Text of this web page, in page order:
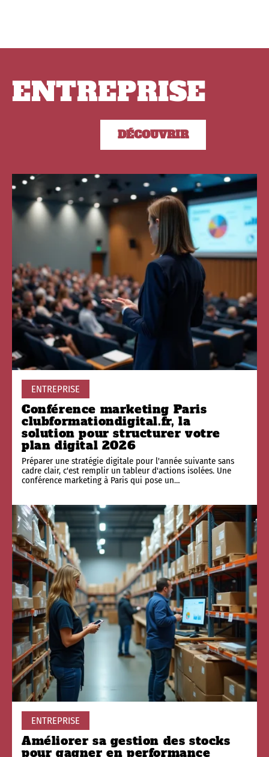
ENTREPRISE
DÉCOUVRIR
ENTREPRISE
Conférence marketing Paris
clubformationdigital.fr, la
solution pour structurer votre
plan digital 2026
Préparer une stratégie digitale pour l'année suivante sans
cadre clair, c'est remplir un tableur d'actions isolées. Une
conférence marketing à Paris qui pose un…
ENTREPRISE
Améliorer sa gestion des stocks
pour gagner en performance